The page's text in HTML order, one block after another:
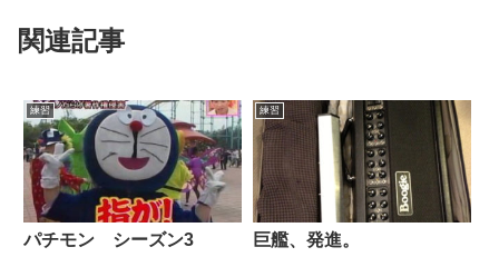
関連記事
練習
パチモン シーズン3
練習
巨艦、発進。